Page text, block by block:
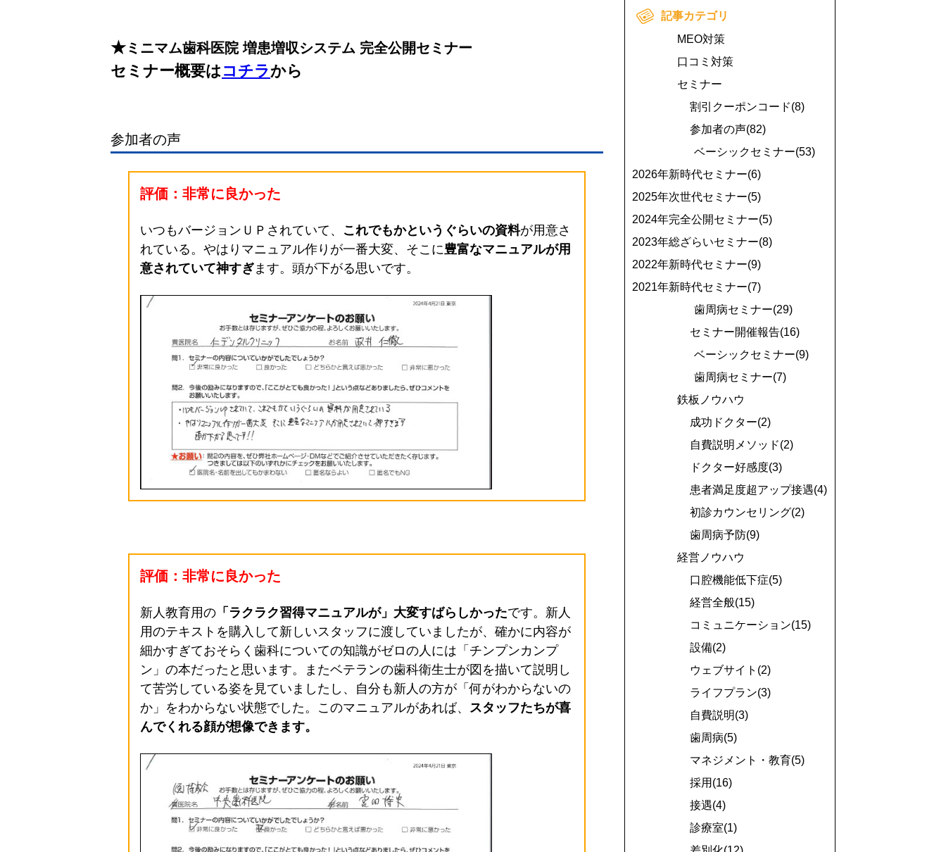
★ミニマム歯科医院 増患増収システム 完全公開セミナー
セミナー概要は コチラから
参加者の声
評価：非常に良かった
いつもバージョンＵＰされていて、 これでもかというぐらいの資料が用意さ
れている。やはりマニュアル作りが一番大変、そこに豊富なマニュアルが用
意されていて神すぎ ます。頭が下がる思いです。
評価：非常に良かった
新人教育用の 「ラクラク習得マニュアルが」大変すばらしかったです。新人
用のテキストを購入して新しいスタッフに渡していましたが、確かに内容が
細かすぎておそらく歯科についての知識がゼロの人には「チンプンカンプ
ン」の本だったと思います。またベテランの歯科衛生士が図を描いて説明し
て苦労している姿を見ていましたし、自分も新人の方が「何がわからないの
か」をわからない状態でした。このマニュアルがあれば、 スタッフたちが喜
んでくれる顔が想像できます。
記事カテゴリ
MEO対策
口コミ対策
セミナー
割引クーポンコード(8)
参加者の声(82)
ベーシックセミナー(53)
2026年新時代セミナー(6)
2025年次世代セミナー(5)
2024年完全公開セミナー(5)
2023年総ざらいセミナー(8)
2022年新時代セミナー(9)
2021年新時代セミナー(7)
歯周病セミナー(29)
セミナー開催報告(16)
ベーシックセミナー(9)
歯周病セミナー(7)
鉄板ノウハウ
成功ドクター(2)
自費説明メソッド(2)
ドクター好感度(3)
患者満足度超アップ接遇(4)
初診カウンセリング(2)
歯周病予防(9)
経営ノウハウ
口腔機能低下症(5)
経営全般(15)
コミュニケーション(15)
設備(2)
ウェブサイト(2)
ライフプラン(3)
自費説明(3)
歯周病(5)
マネジメント・教育(5)
採用(16)
接遇(4)
診療室(1)